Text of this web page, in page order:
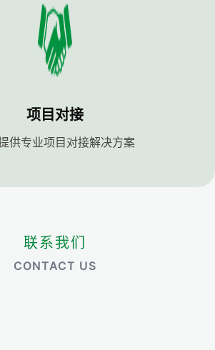
项目对接
供专业项目对接解决方案
联系我们
CONTACT US